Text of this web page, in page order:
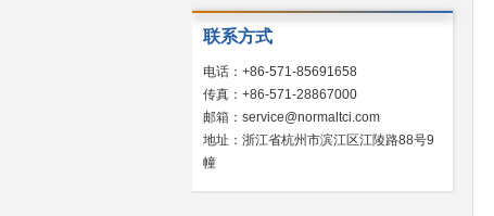
联系方式
电话：+86-571-85691658
传真：+86-571-28867000
邮箱：service@normaltci.com
地址：浙江省杭州市滨江区江陵路88号9
幢